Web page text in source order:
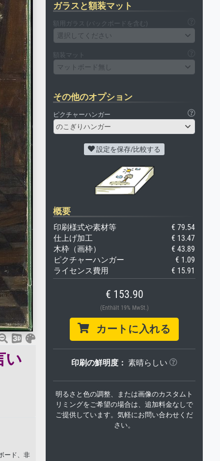
い
ード、非
ガラスと額装マット
額用ガラス (バックボードを含む)
選択してください
額装マット
マットボード無し
その他のオプション
ピクチャーハンガー
のこぎりハンガー
設定を保存/比較する
概要
印刷様式や素材等
€ 79.54
仕上げ加工
€ 13.47
木枠（画枠）
€ 43.89
ピクチャーハンガー
€ 1.09
ライセンス費用
€ 15.91
€ 153.90
(Enthält 19% MwSt.)
カートに入れる
印刷の鮮明度： 素晴らしい
明るさと色の調整、または画像のカスタムト
リミングをご希望の場合は、追加料金なしで
ご提供しています。気軽にお問い合わせくだ
さい。